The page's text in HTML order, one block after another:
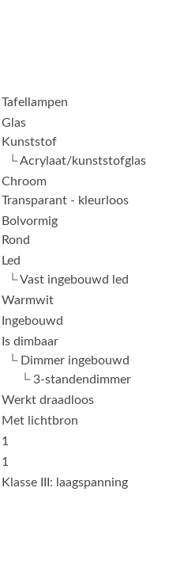
Tafellampen
Glas
Kunststof
└ Acrylaat/kunststofglas
Chroom
Transparant - kleurloos
Bolvormig
Rond
Led
└ Vast ingebouwd led
Warmwit
Ingebouwd
Is dimbaar
└ Dimmer ingebouwd
└ 3-standendimmer
Werkt draadloos
Met lichtbron
1
1
Klasse III: laagspanning